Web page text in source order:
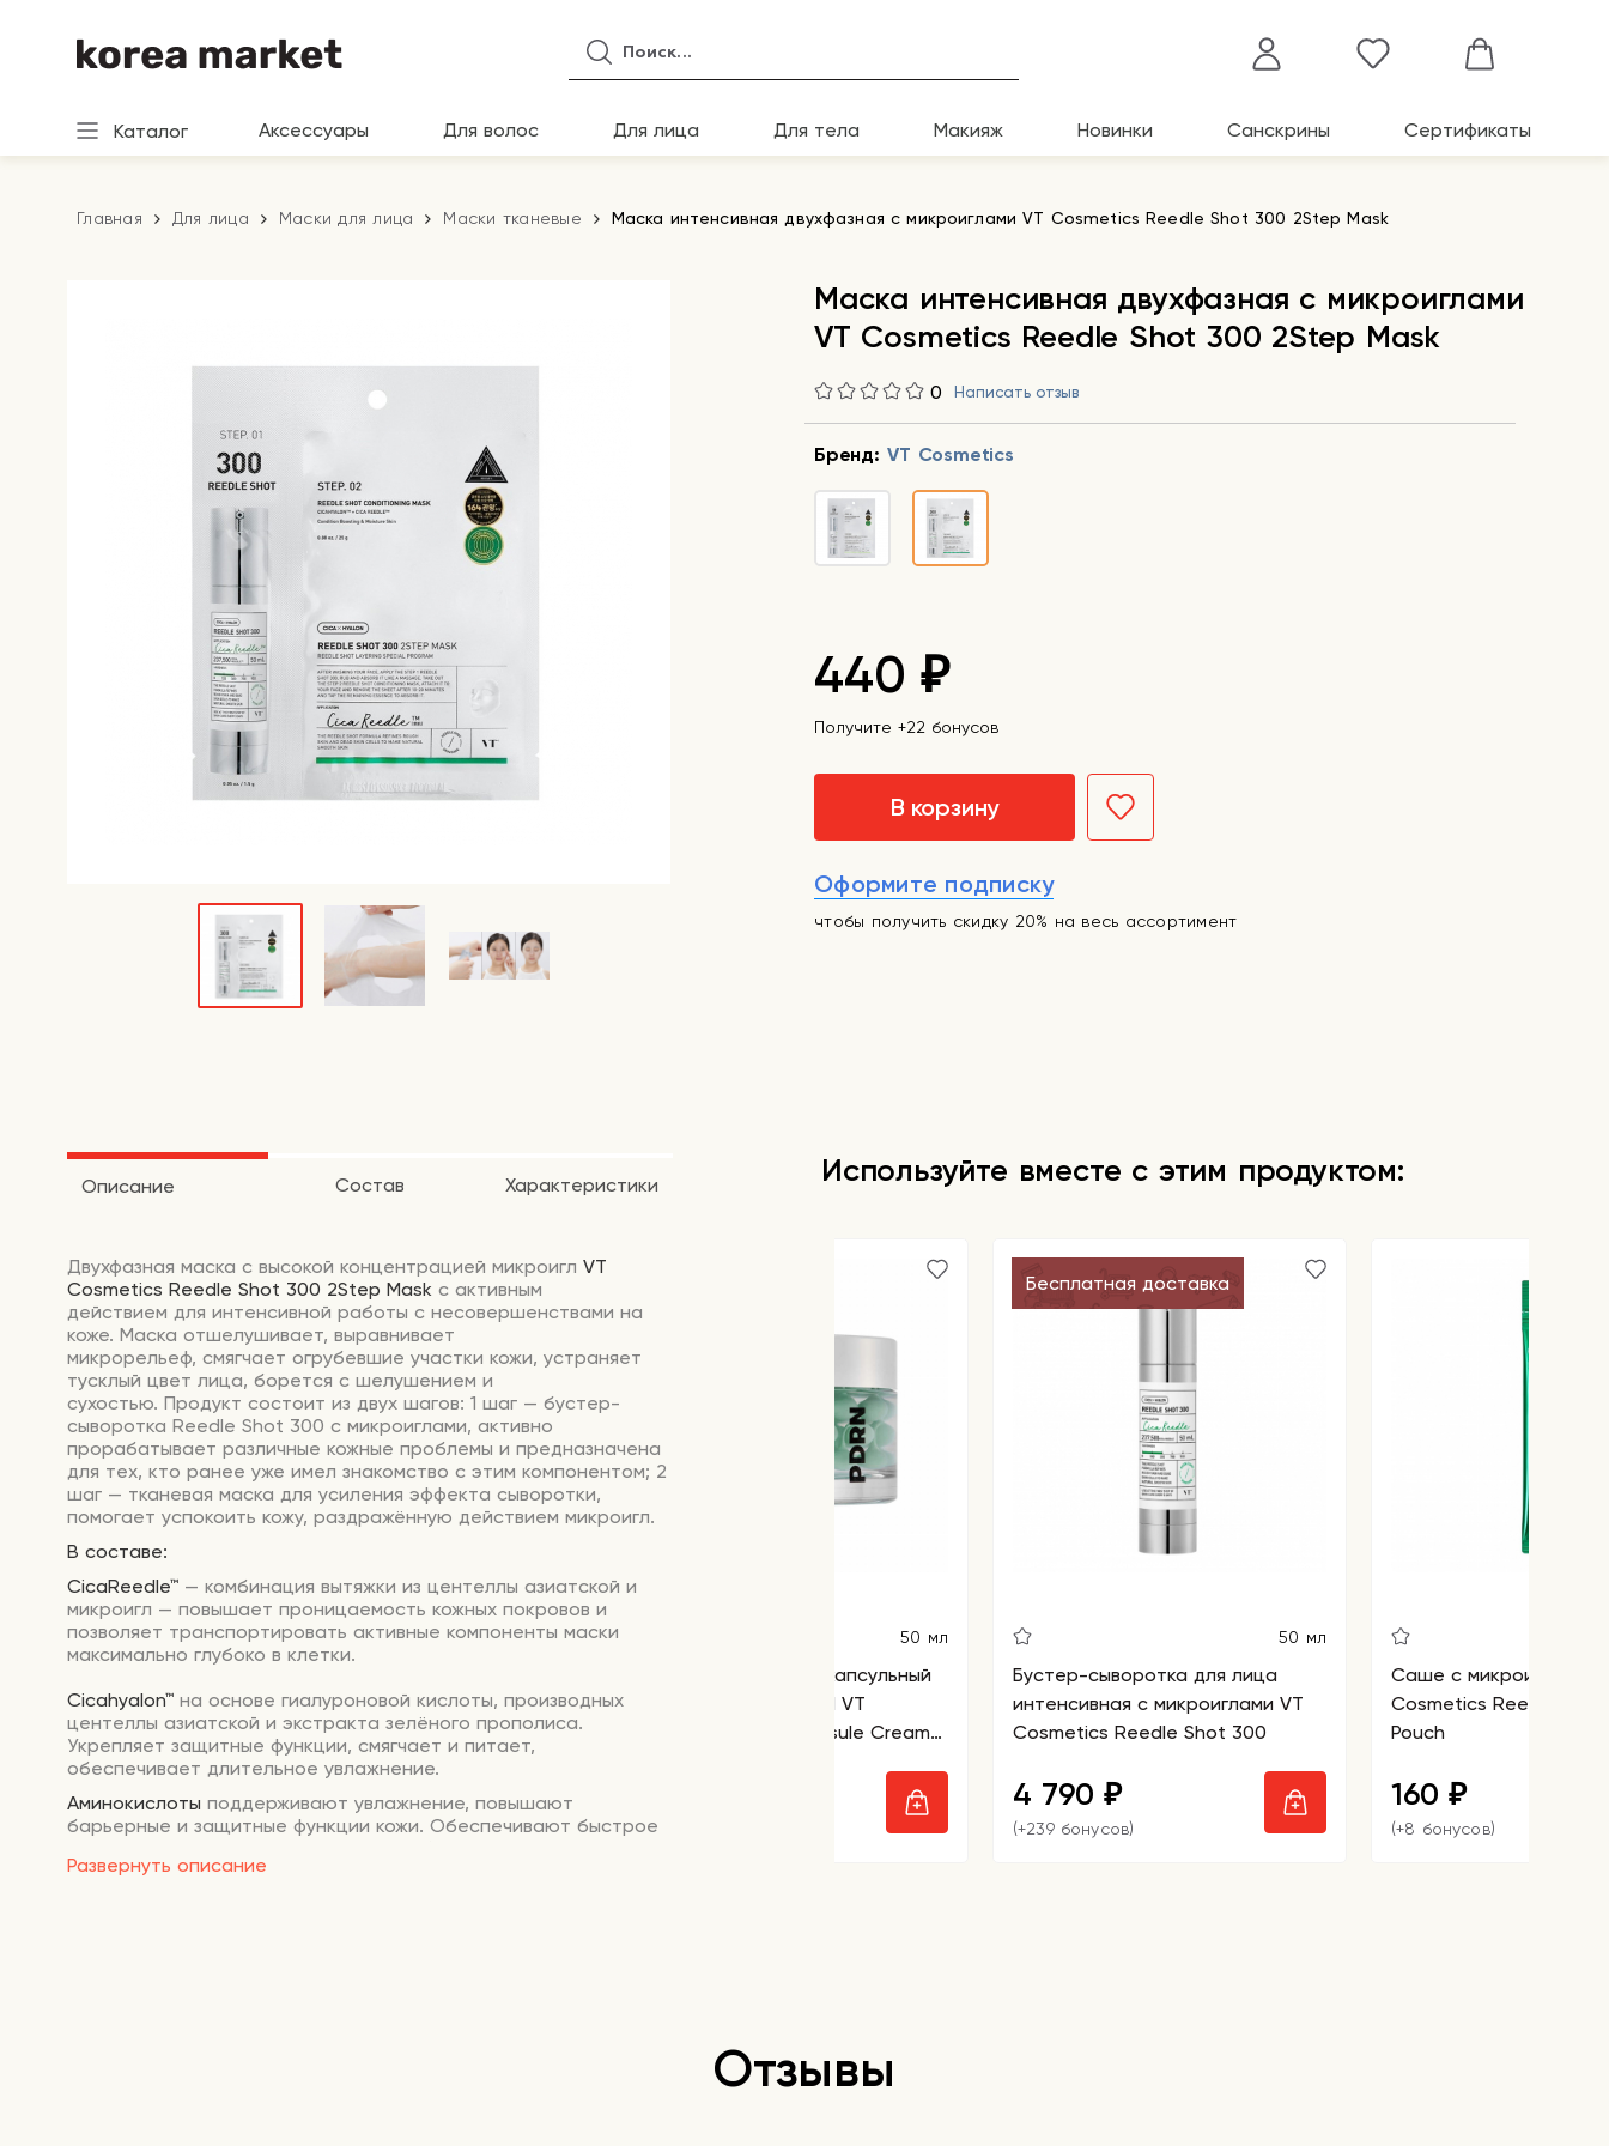
Каталог Аксессуары Для волос Для лица Для тела Макияж Новинки Санскрины Сертификаты
Главная Для лица Маски для лица Маски тканевые Маска интенсивная двухфазная с микроиглами VT Cosmetics Reedle Shot 300 2Step Mask
Маска интенсивная двухфазная с микроиглами
VT Cosmetics Reedle Shot 300 2Step Mask
0 Написать отзыв
Бренд: VT Cosmetics
440₽
Получите +22 бонусов
В корзину
Оформите подписку
чтобы получить скидку 20% на весь ассортимент
Описание Состав Характеристики
Развернуть описание
Двухфазная маска с высокой концентрацией микроигл VT
Cosmetics Reedle Shot 300 2Step Mask с активным
действием для интенсивной работы с несовершенствами на
коже. Маска отшелушивает, выравнивает
микрорельеф, смягчает огрубевшие участки кожи, устраняет
тусклый цвет лица, борется с шелушением и
сухостью. Продукт состоит из двух шагов: 1 шаг — бустер-
сыворотка Reedle Shot 300 с микроиглами, активно
прорабатывает различные кожные проблемы и предназначена
для тех, кто ранее уже имел знакомство с этим компонентом; 2
шаг — тканевая маска для усиления эффекта сыворотки,
помогает успокоить кожу, раздражённую действием микроигл.
В составе:
CicaReedle™ — комбинация вытяжки из центеллы азиатской и
микроигл — повышает проницаемость кожных покровов и
позволяет транспортировать активные компоненты маски
максимально глубоко в клетки.
Cicahyalon™ на основе гиалуроновой кислоты, производных
центеллы азиатской и экстракта зелёного прополиса.
Укрепляет защитные функции, смягчает и питает,
обеспечивает длительное увлажнение.
Аминокислоты поддерживают увлажнение, повышают
барьерные и защитные функции кожи. Обеспечивают быстрое
трещины и другие проблемы кожи. Замедляют процессы
Используйте вместе с этим продуктом:
50 мл
Крем-гель для лица капсульный
увлажняющий с ПДРН VT
Cosmetics PDRN Capsule Cream
(+169 бонусов)
Бесплатная доставка
50 мл
Бустер-сыворотка для лица
интенсивная с микроиглами VT
Cosmetics Reedle Shot 300
4 790 ₽
(+239 бонусов)
Саше с микроиглами
Cosmetics Reedle
Pouch
160 ₽
(+8 бонусов)
Отзывы